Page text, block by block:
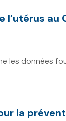
l’utérus au
les données
la